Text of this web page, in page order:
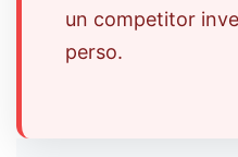
un competitor
perso.